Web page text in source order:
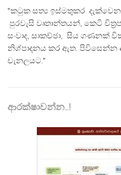
"කටුක සත්‍ය ඉස්මතුකර දැක්වෙන
පුරවැසි වෘතාන්තයන්, කෙටි
සංවාද, සාකච්ඡා, සිය ගණනක්
නිශ්පාදනය කර ඇත. පිවිසෙන්න
චැනලයට."
ආරක්ෂාවන්න..!